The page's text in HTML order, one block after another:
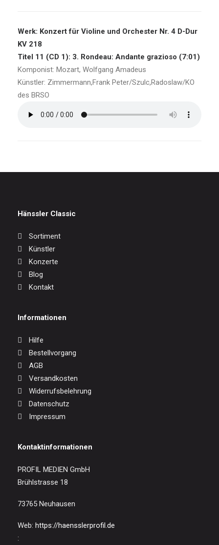
Werk: Konzert für Violine und Orchester Nr. 4 D-Dur
KV 218
Titel 11 (CD 1): 3. Rondeau: Andante grazioso (7:01)
Komponist: Mozart, Wolfgang Amadeus
Künstler: Zimmermann,Frank Peter/Szulc,Radoslaw/KO
des BRSO
Hänssler Classic
Sortiment
Künstler
Konzerte
Blog
Kontakt
Informationen
Hilfe
Bestellvorgang
AGB
Versandkosten
Widerrufsbelehrung
Datenschutz
Impressum
Kontaktinformationen
PROFIL MEDIEN GmbH
Brühlstrasse 18
73765 Neuhausen
Web: https://haensslerprofil.de
: